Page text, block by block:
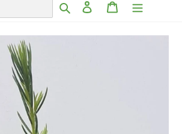
Suchen EinloggenWarenkorb